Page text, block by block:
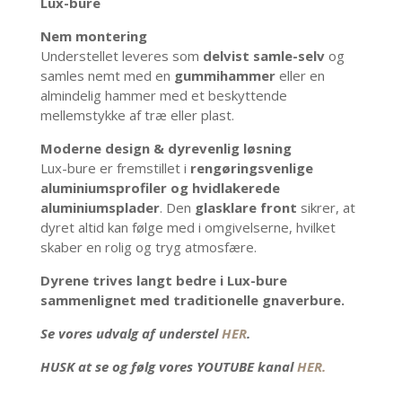
Nem montering
Understellet leveres som delvist samle-selvog
samles nemt med en gummihammereller en
almindelig hammer med et beskyttende
mellemstykke af træ eller plast.
Moderne design & dyrevenlig løsning
Lux-bure er fremstillet i rengøringsvenlige
aluminiumsprofiler og hvidlakerede
aluminiumsplader. Den glasklare front sikrer, at
dyret altid kan følge med i omgivelserne, hvilket
skaber en rolig og tryg atmosfære.
Dyrene trives langt bedre i Lux-bure
sammenlignet med traditionelle gnaverbure.
Se vores udvalg af understelHER.
HUSK at se og følg vores YOUTUBE kanalHER.